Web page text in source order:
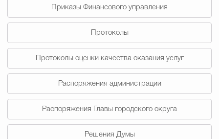
Счётная палата Городского
Гостям Городского
Общественная
Приказы Финансового управления
Протоколы
Протоколы оценки качества оказания услуг
Распоряжения администрации
Распоряжения Главы городского округа
Решения Думы